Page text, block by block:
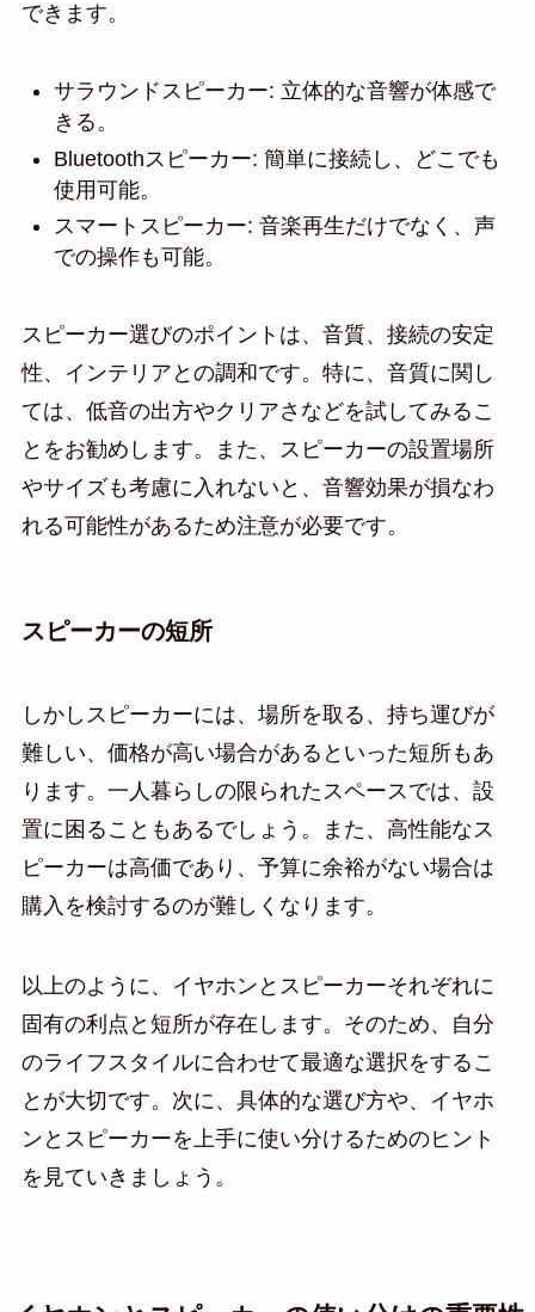
できます。
サラウンドスピーカー: 立体的な音響が体感で
きる。
Bluetoothスピーカー: 簡単に接続し、どこでも
使用可能。
スマートスピーカー: 音楽再生だけでなく、声
での操作も可能。
スピーカー選びのポイントは、音質、接続の安定
性、インテリアとの調和です。特に、音質に関し
ては、低音の出方やクリアさなどを試してみるこ
とをお勧めします。また、スピーカーの設置場所
やサイズも考慮に入れないと、音響効果が損なわ
れる可能性があるため注意が必要です。
スピーカーの短所
しかしスピーカーには、場所を取る、持ち運びが
難しい、価格が高い場合があるといった短所もあ
ります。一人暮らしの限られたスペースでは、設
置に困ることもあるでしょう。また、高性能なス
ピーカーは高価であり、予算に余裕がない場合は
購入を検討するのが難しくなります。
以上のように、イヤホンとスピーカーそれぞれに
固有の利点と短所が存在します。そのため、自分
のライフスタイルに合わせて最適な選択をするこ
とが大切です。次に、具体的な選び方や、イヤホ
ンとスピーカーを上手に使い分けるためのヒント
を見ていきましょう。